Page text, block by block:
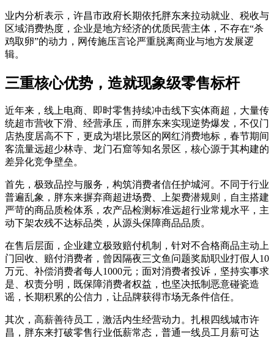
业内分析表示，许昌市政府长期依托胖东来拉动就业、税收与
区域消费热度，企业是地方经济的优质民营主体，不存在“杀
鸡取卵”的动力，网传施压言论严重脱离商业与地方发展逻
辑。
三重核心优势，造就现象级零售标杆
近年来，线上电商、即时零售持续冲击线下实体商超，大量传
统超市营收下滑、经营承压，而胖东来实现逆势爆发，不仅门
店热度居高不下，更成为堪比景区的网红消费地标，春节期间
客流量远超少林寺、龙门石窟等知名景区，核心源于其构建的
差异化竞争壁垒。
首先，极致品控与服务，构筑消费者信任护城河。不同于行业
普遍乱象，胖东来摒弃商超进场费、上架费潜规则，自主搭建
严苛的商品质检体系，农产品检测标准远超行业常规水平，主
动下架农残不达标品类，从源头保障商品品质。
在售后层面，企业建立极致赔付机制，针对不合格商品主动上
门回收、赔付消费者，曾因隔夜三文鱼问题奖励职业打假人10
万元、补偿消费者每人1000元；面对消费者投诉，坚持实事求
是、权责分明，既保障消费者权益，也坚决抵制恶意碰瓷造
谣，长期积累的公信力，让品牌获得市场无条件信任。
其次，高薪善待员工，激活内生经营动力。扎根四线城市许
昌，胖东来打破零售行业低薪常态，普通一线员工月薪可达